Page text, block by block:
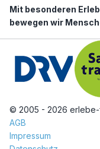
Mit besonderen
bewegen wir
© 2005 - 2026 erlebe-
AGB
Impressum